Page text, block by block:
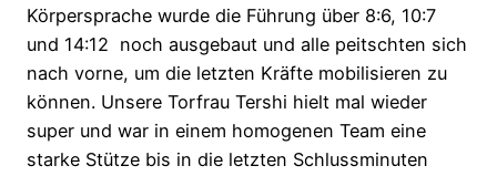
Körpersprache wurde die Führung über 8:6, 10:7
und 14:12 noch ausgebaut und alle peitschten sich
nach vorne, um die letzten Kräfte mobilisieren zu
können. Unsere Torfrau Tershi hielt mal wieder
super und war in einem homogenen Team eine
starke Stütze bis in die letzten Schlussminuten